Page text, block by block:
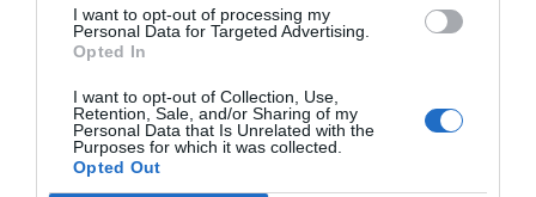
I want to opt-out of processing my
Personal Data for Targeted Advertising.
Opted In
I want to opt-out of Collection, Use,
Retention, Sale, and/or Sharing of my
Personal Data that Is Unrelated with the
Purposes for which it was collected.
Opted Out
de Google de forma gratuita
Mantente informado con las últimas noticias de
actualidad
ACTIVAR AHORA